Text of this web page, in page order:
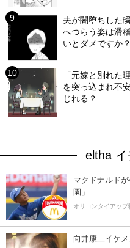
夫が闇堕ちした
へつらう姿は滑
いとダメですか
「元嫁と別れた
を突っ込まれ不
じれる？
eltha
マクドナルド
園」
オリコンタイアップ
向井康二イケ